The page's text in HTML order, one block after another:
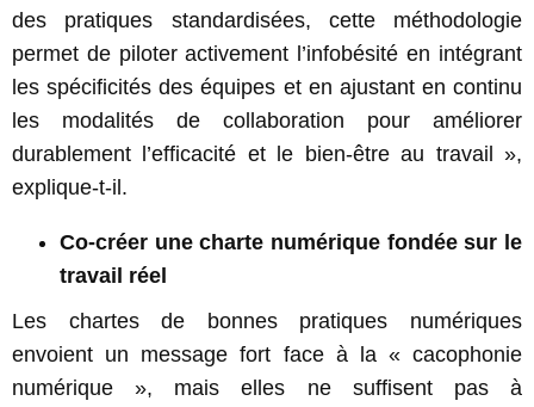
des pratiques standardisées, cette méthodologie
permet de piloter activement l’infobésité en intégrant
les spécificités des équipes et en ajustant en continu
les modalités de collaboration pour améliorer
durablement l’efficacité et le bien-être au travail »,
explique-t-il.
Co-créer une charte numérique fondée sur le
travail réel
Les chartes de bonnes pratiques numériques
envoient un message fort face à la « cacophonie
numérique », mais elles ne suffisent pas à